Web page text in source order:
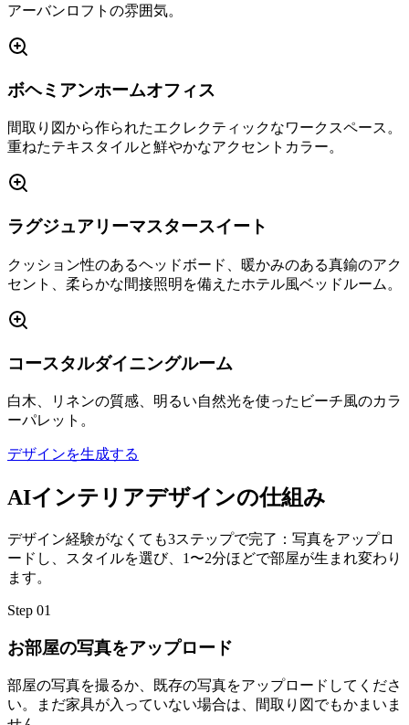
アーバンロフトの雰囲気。
ボヘミアンホームオフィス
間取り図から作られたエクレクティックなワークスペース。
重ねたテキスタイルと鮮やかなアクセントカラー。
ラグジュアリーマスタースイート
クッション性のあるヘッドボード、暖かみのある真鍮のアク
セント、柔らかな間接照明を備えたホテル風ベッドルーム。
コースタルダイニングルーム
白木、リネンの質感、明るい自然光を使ったビーチ風のカラ
ーパレット。
デザインを生成する
AIインテリアデザインの仕組み
デザイン経験がなくても3ステップで完了：写真をアップロ
ードし、スタイルを選び、1〜2分ほどで部屋が生まれ変わり
ます。
Step 01
お部屋の写真をアップロード
部屋の写真を撮るか、既存の写真をアップロードしてくださ
い。まだ家具が入っていない場合は、間取り図でもかまいま